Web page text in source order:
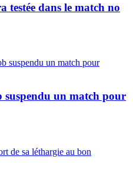
testée dans le match no
un match pour